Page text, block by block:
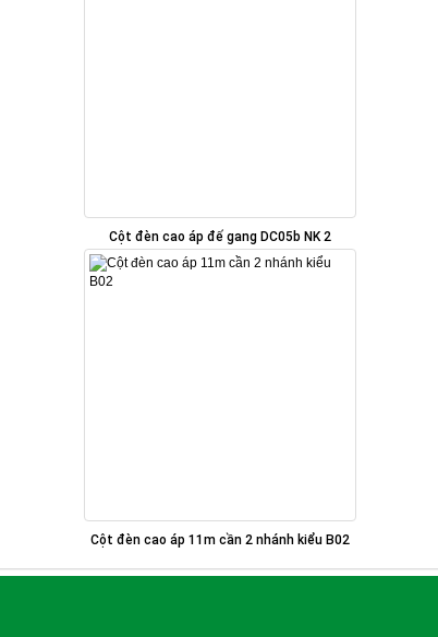
Cột đèn cao áp đế gang DC05b NK 2
Cột đèn cao áp 11m cần 2 nhánh kiểu B02